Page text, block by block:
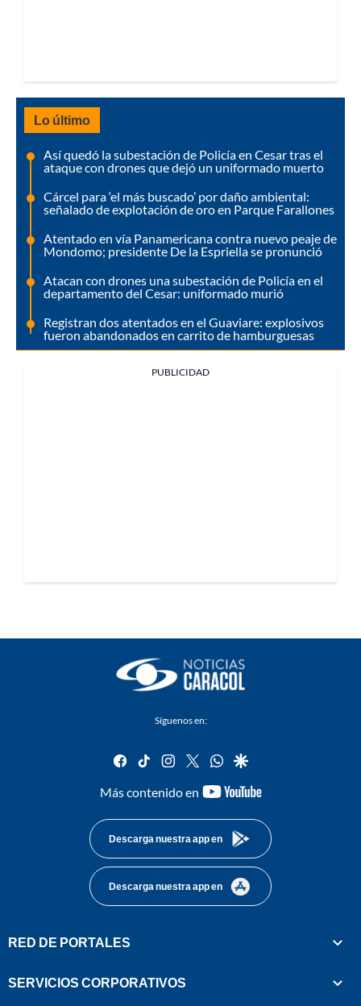
Lo último
Así quedó la subestación de Policía en Cesar tras el
ataque con drones que dejó un uniformado muerto
Cárcel para ‘el más buscado’ por daño ambiental:
señalado de explotación de oro en Parque Farallones
Atentado en vía Panamericana contra nuevo peaje de
Mondomo; presidente De la Espriella se pronunció
Atacan con drones una subestación de Policía en el
departamento del Cesar: uniformado murió
Registran dos atentados en el Guaviare: explosivos
fueron abandonados en carrito de hamburguesas
PUBLICIDAD
Síguenos en:
facebook
tiktok instagram
twitterwhatsapp
google
Más contenido en
youtube-
Descarga nuestra app en
Descarga nuestra app en
RED DE PORTALES
SERVICIOS CORPORATIVOS